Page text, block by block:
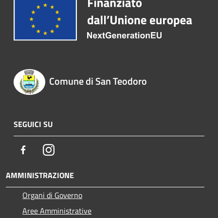
Comune di San Teodoro
SEGUICI SU
FacebookInstagram
AMMINISTRAZIONE
Organi di Governo
Aree Amministrative